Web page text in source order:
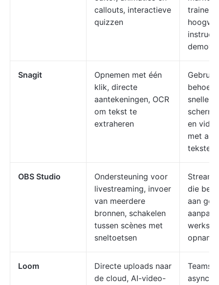
callouts, interactieve
quizzen
trainers
Snagit
Opnemen met één
klik, directe
aantekeningen, OCR
om tekst te
extraheren
snelle
en
met
OBS Studio
Ondersteuning voor
livestreaming, invoer
van meerdere
bronnen, schakelen
tussen scènes met
sneltoetsen
die
aan
opname
Loom
Directe uploads naar
de cloud, AI-video-
Teams